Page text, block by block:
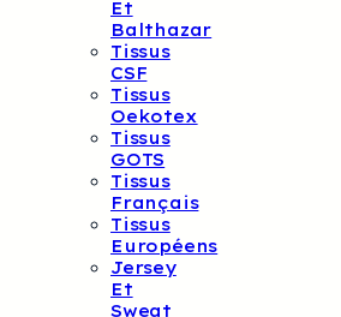
Et
Balthazar
Tissus
CSF
Tissus
Oekotex
Tissus
GOTS
Tissus
Français
Tissus
Européens
Jersey
Et
Sweat